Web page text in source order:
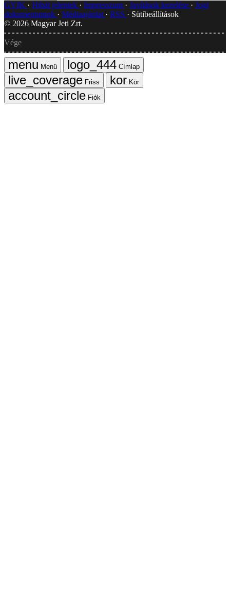
GYIK Hibát jelentek Impresszum Javítások kezelése
Jogi
dokumentumok
Médiaajánlat RSS
Sütibeállítások
© 2026 Magyar Jeti Zrt.
Vége
Menü
Címlap
Friss
Kör
Fiók